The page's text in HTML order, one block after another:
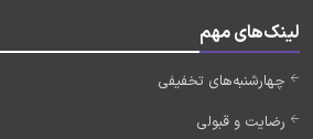
لینک‌های مهم
چهارشنبه‌های تخفیفی
رضایت و قبولی